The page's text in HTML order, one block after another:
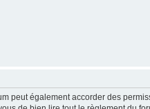
peut également accorder des